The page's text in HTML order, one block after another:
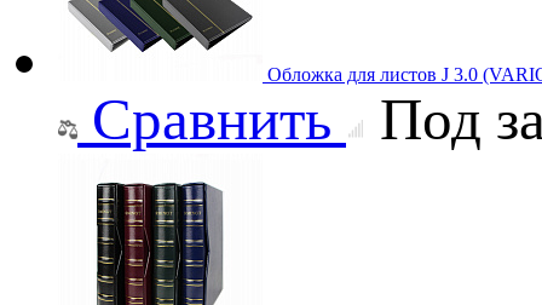
Обложка для листов J 3.0
Сравнить Под